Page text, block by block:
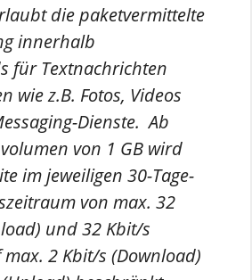
die paketvermittelte
innerhalb
für Textnachrichten
wie z.B. Fotos, Videos
Dienste. Ab
von 1 GB wird
im jeweiligen 30-Tage-
von max. 32
und 32 Kbit/s
2 Kbit/s (Download)